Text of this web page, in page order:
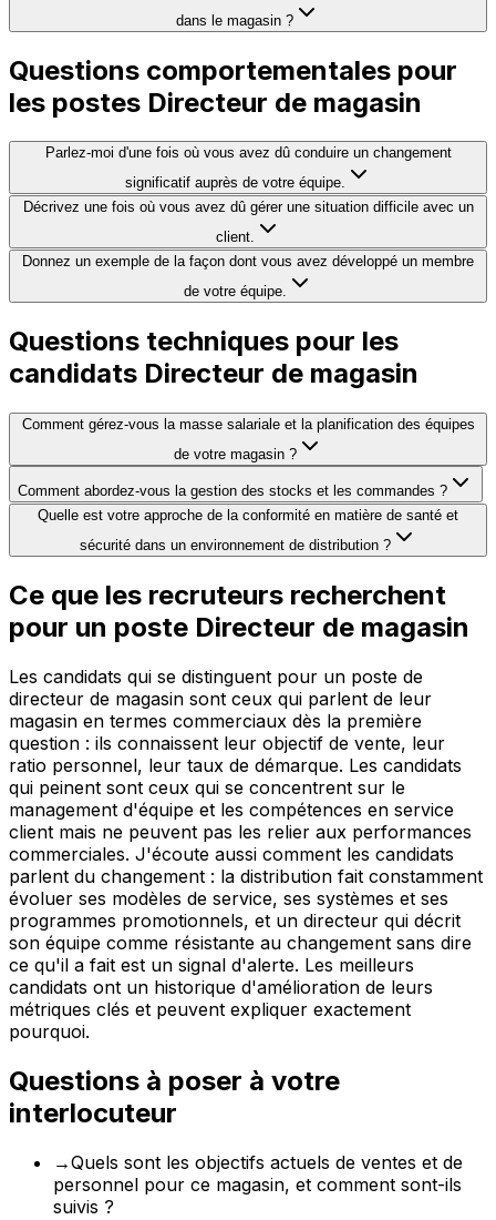
dans le magasin ?
Questions comportementales pour
les postes Directeur de magasin
Parlez-moi d'une fois où vous avez dû conduire un changement
significatif auprès de votre équipe.
Décrivez une fois où vous avez dû gérer une situation difficile avec un
client.
Donnez un exemple de la façon dont vous avez développé un membre
de votre équipe.
Questions techniques pour les
candidats Directeur de magasin
Comment gérez-vous la masse salariale et la planification des équipes
de votre magasin ?
Comment abordez-vous la gestion des stocks et les commandes ?
Quelle est votre approche de la conformité en matière de santé et
sécurité dans un environnement de distribution ?
Ce que les recruteurs recherchent
pour un poste Directeur de magasin
Les candidats qui se distinguent pour un poste de
directeur de magasin sont ceux qui parlent de leur
magasin en termes commerciaux dès la première
question : ils connaissent leur objectif de vente, leur
ratio personnel, leur taux de démarque. Les candidats
qui peinent sont ceux qui se concentrent sur le
management d'équipe et les compétences en service
client mais ne peuvent pas les relier aux performances
commerciales. J'écoute aussi comment les candidats
parlent du changement : la distribution fait constamment
évoluer ses modèles de service, ses systèmes et ses
programmes promotionnels, et un directeur qui décrit
son équipe comme résistante au changement sans dire
ce qu'il a fait est un signal d'alerte. Les meilleurs
candidats ont un historique d'amélioration de leurs
métriques clés et peuvent expliquer exactement
pourquoi.
Questions à poser à votre
interlocuteur
→Quels sont les objectifs actuels de ventes et de
personnel pour ce magasin, et comment sont-ils
suivis ?